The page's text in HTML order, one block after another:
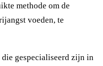
methode om de
voeden, te
gespecialiseerd zijn in